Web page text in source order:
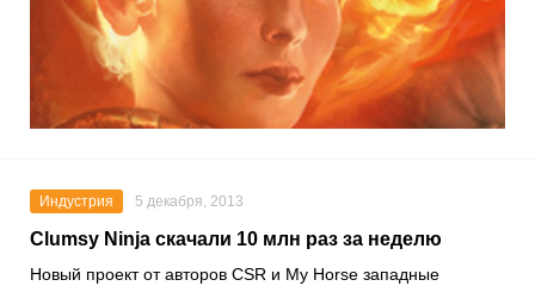
Индустрия 5 декабря, 2013
Clumsy Ninja скачали 10 млн раз за неделю
Новый проект от авторов CSR и My Horse западные